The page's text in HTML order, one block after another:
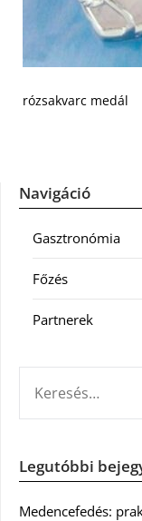
rózsakvarc medál
Navigáció
Gasztronómia
Főzés
Partnerek
Legutóbbi
Medencefedés: